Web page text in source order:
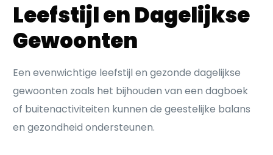
Leefstijl en Dagelijkse
Gewoonten
Een evenwichtige leefstijl en gezonde dagelijkse
gewoonten zoals het bijhouden van een dagboek
of buitenactiviteiten kunnen de geestelijke balans
en gezondheid ondersteunen.